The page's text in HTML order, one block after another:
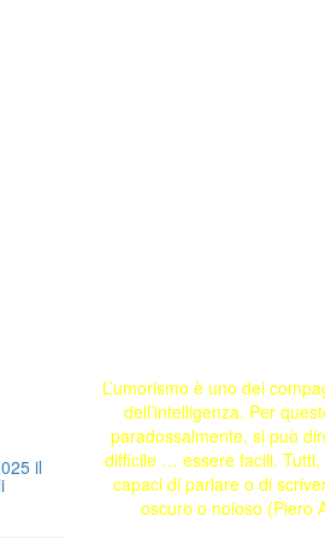
il
L’umorismo è uno dei
dell’intelligenza. Per
paradossalmente, si può
difficile … essere facili. Tutti,
capaci di parlare o di
oscuro o noioso (Piero